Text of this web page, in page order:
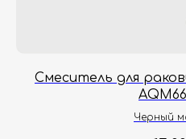
Смеситель для
Черный